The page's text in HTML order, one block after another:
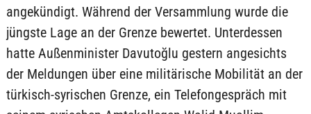
angekündigt. Während der Versammlung wurde die
jüngste Lage an der Grenze bewertet. Unterdessen
hatte Außenminister Davutoğlu gestern angesichts
der Meldungen über eine militärische Mobilität an der
türkisch-syrischen Grenze, ein Telefongespräch mit